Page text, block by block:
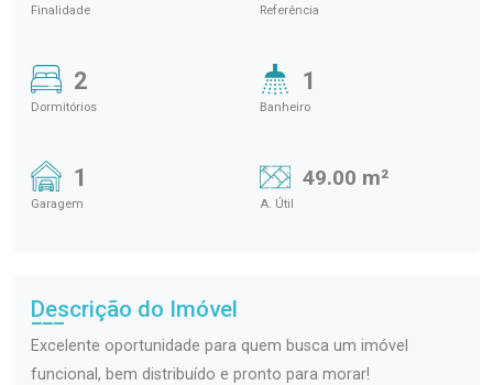
Finalidade Referência
2
Dormitórios
1
Banheiro
1
Garagem
49.00 m²
A. Útil
Descrição do Imóvel
Excelente oportunidade para quem busca um imóvel
funcional, bem distribuído e pronto para morar!